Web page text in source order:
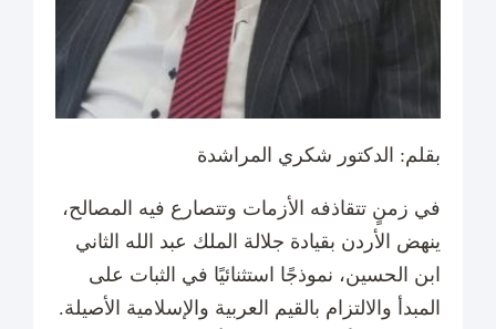
بقلم: الدكتور شكري المراشدة
في زمنٍ تتقاذفه الأزمات وتتصارع فيه المصالح،
ينهض الأردن بقيادة جلالة الملك عبد الله الثاني
ابن الحسين، نموذجًا استثنائيًا في الثبات على
المبدأ والالتزام بالقيم العربية والإسلامية الأصيلة.